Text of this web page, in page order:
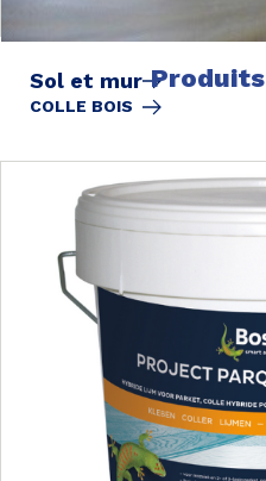
Sol et mur
COLLE BOIS
Produits